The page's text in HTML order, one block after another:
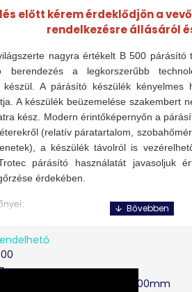
előtt kérem érdeklődjön a
rendelkezésre állásáról
nagyra értékelt B 500 párásító
berendezés a legkorszerűbb
készül. A párásító készülék kényelmes
A készülék beüzemelése szakembert
kész. Modern érintőképernyőn a
(relatív páratartalom,
a készülék távolról is
párásító használatát javasoljuk
érdekében.
alkalmazás
a jogosulatlan hozzáférés ellen
x 800.00mm x 700.00mm